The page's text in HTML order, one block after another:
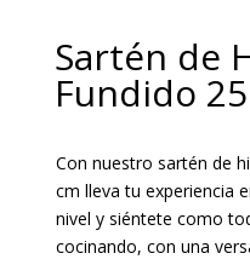
Sartén de
Fundido
Con nuestro sartén de
cm lleva tu experiencia
nivel y siéntete como
cocinando, con una